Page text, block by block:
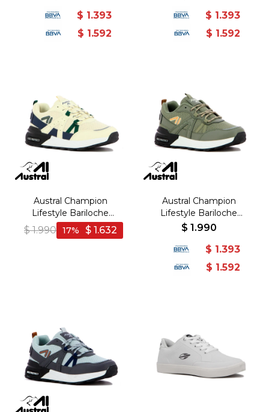
$ 1.393
$ 1.592
$ 1.393
$ 1.592
Austral Champion
Lifestyle Bariloche
Hombre - Blanco/Marino -
Blanco-Marino
$ 1.990 $ 1.632
17
Austral Champion
Lifestyle Bariloche
Hombre - Gris/Gris - Gris-
$ 1.990
$ 1.393
$ 1.592